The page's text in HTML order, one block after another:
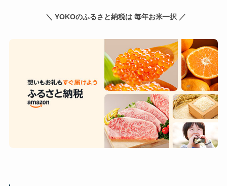
＼ YOKOのふるさと納税は 毎年お米一択 ／